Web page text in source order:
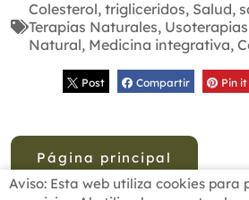
Colesterol, trigliceridos, Salud,
Terapias Naturales,
Natural, Medicina integrativa,
Post Compartir Pin it
Página principal
Aviso: Esta web utiliza cookies para